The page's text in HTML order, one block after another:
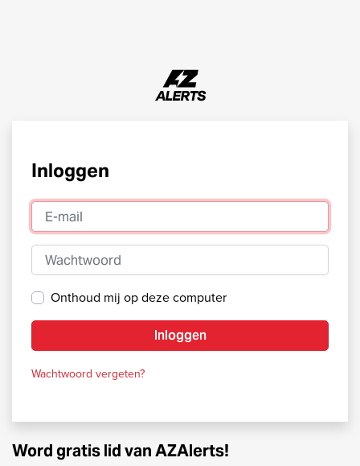
Inloggen
E-mail
Wachtwoord
Onthoud mij op deze computer
Inloggen
Wachtwoord vergeten?
Word gratis lid van AZAlerts!